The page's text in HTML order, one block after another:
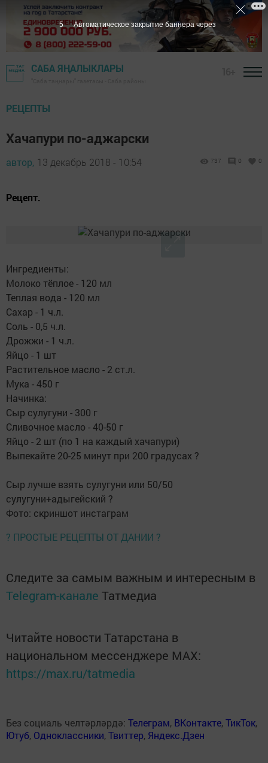
САБА ЯҢАЛЫКЛАРЫ
РЕЦЕПТЫ
Хачапури по-аджарски
автор, 13 декабрь 2018 - 10:54 737 0 0
Рецепт.
Ингредиенты:
Молоко тёплое - 120 мл
Теплая вода - 120 мл
Сахар - 1 ч.л.
Соль - 0,5 ч.л.
Дрожжи - 1 ч.л.
Яйцо - 1 шт
Растительное масло - 2 ст.л.
Мука - 450 г
Начинка:
Сыр сулугуни - 300 г
Сливочное масло - 40-50 г
Яйцо - 2 шт (по 1 на каждый хачапури)
Выпекайте 20-25 минут при 200 градусах ?
Сыр лучше взять сулугуни или 50/50
сулугуни+адыгейский ?
Фото: скриншот инстаграм
? ПРОСТЫЕ РЕЦЕПТЫ ОТ ДАНИИ ?
Следите за самым важным и интересным в
Telegram-канале Татмедиа
Читайте новости Татарстана в
национальном мессенджере MАХ:
https://max.ru/tatmedia
Без социаль челтәрләрдә: Телеграм, ВКонтакте,ТикТок,
Ютуб, Одноклассники,Твиттер, Яндекс.Дзен
4 Автоматическое закрытие баннера через